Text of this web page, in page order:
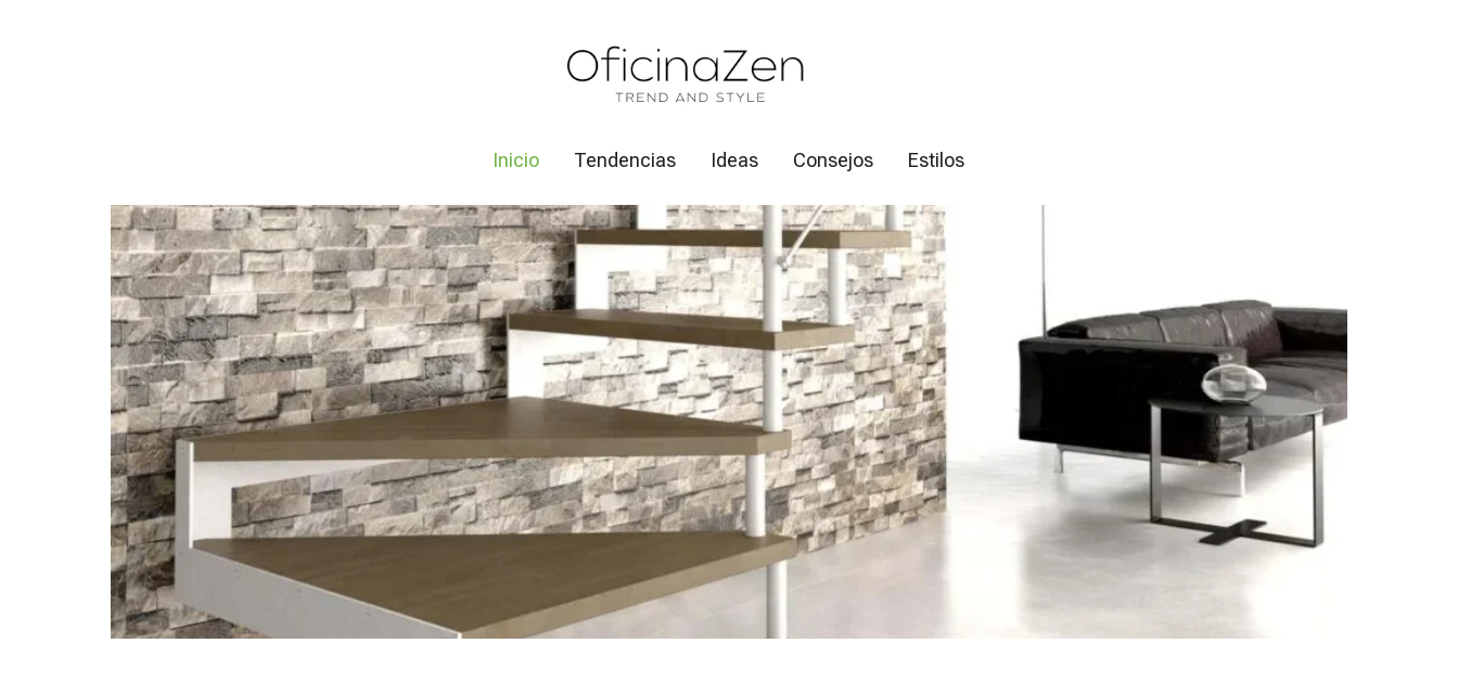
Inicio Tendencias Ideas Consejos Estilos